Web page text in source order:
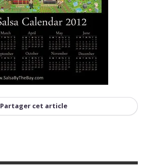
Partager cet article